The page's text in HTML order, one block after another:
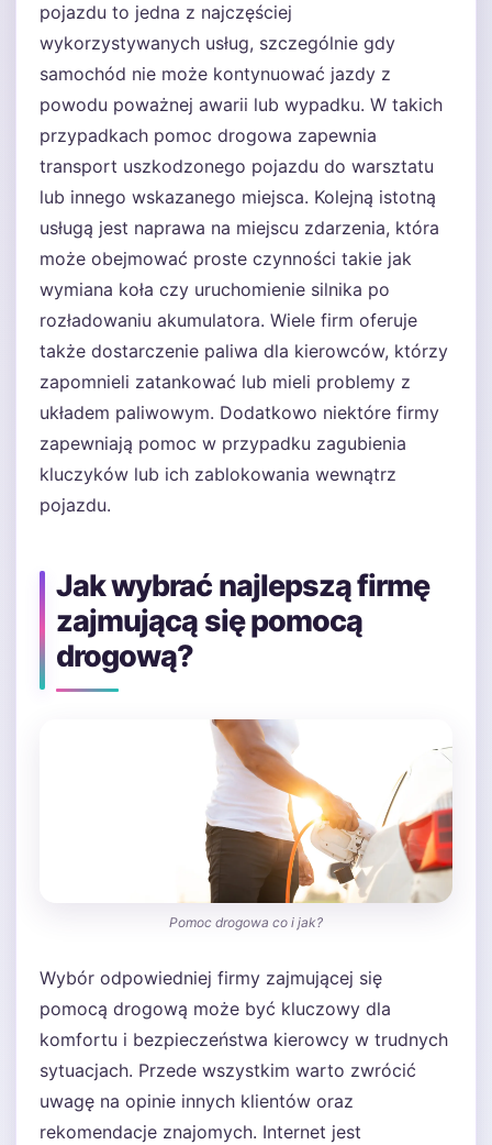
pojazdu to jedna z najczęściej
wykorzystywanych usług, szczególnie gdy
samochód nie może kontynuować jazdy z
powodu poważnej awarii lub wypadku. W takich
przypadkach pomoc drogowa zapewnia
transport uszkodzonego pojazdu do warsztatu
lub innego wskazanego miejsca. Kolejną istotną
usługą jest naprawa na miejscu zdarzenia, która
może obejmować proste czynności takie jak
wymiana koła czy uruchomienie silnika po
rozładowaniu akumulatora. Wiele firm oferuje
także dostarczenie paliwa dla kierowców, którzy
zapomnieli zatankować lub mieli problemy z
układem paliwowym. Dodatkowo niektóre firmy
zapewniają pomoc w przypadku zagubienia
kluczyków lub ich zablokowania wewnątrz
pojazdu.
Jak wybrać najlepszą firmę
zajmującą się pomocą
drogową?
Pomoc drogowa co i jak?
Wybór odpowiedniej firmy zajmującej się
pomocą drogową może być kluczowy dla
komfortu i bezpieczeństwa kierowcy w trudnych
sytuacjach. Przede wszystkim warto zwrócić
uwagę na opinie innych klientów oraz
rekomendacje znajomych. Internet jest